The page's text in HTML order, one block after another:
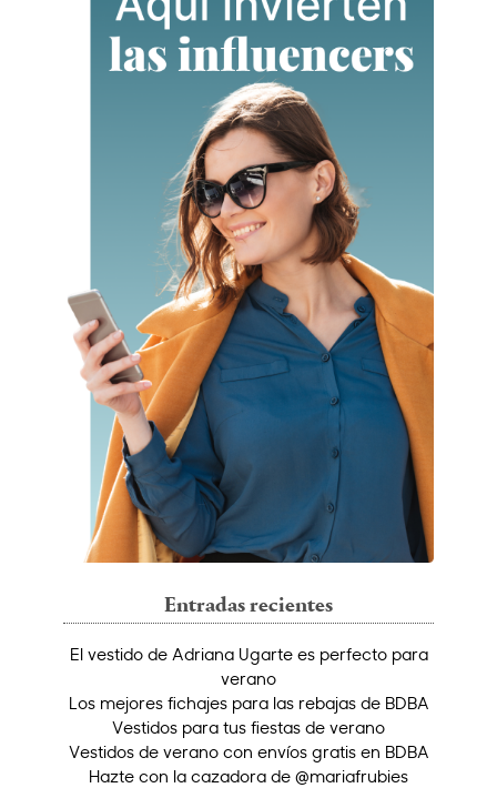
Entradas recientes
El vestido de Adriana Ugarte es perfecto para
verano
Los mejores fichajes para las rebajas de BDBA
Vestidos para tus fiestas de verano
Vestidos de verano con envíos gratis en BDBA
Hazte con la cazadora de @mariafrubies